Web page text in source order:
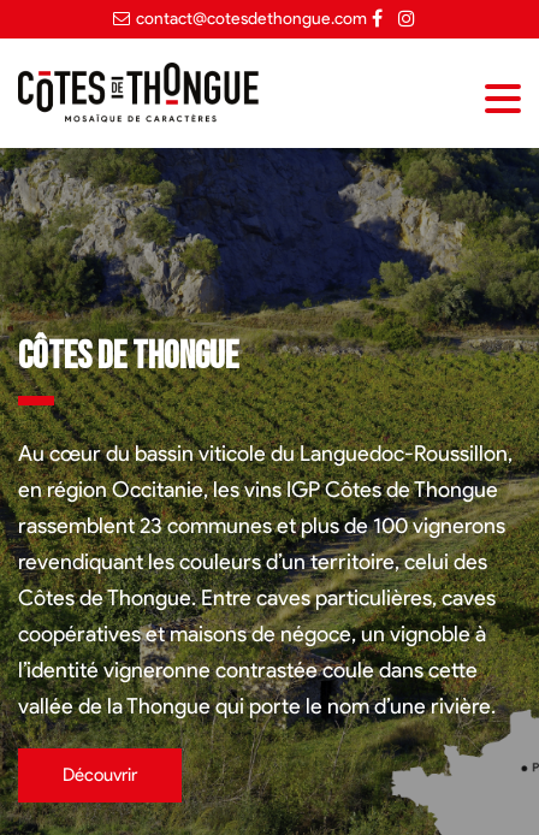
contact@cotesdethongue.com
Côtes de Thongue
Au cœur du bassin viticole du Languedoc-Roussillon,
en région Occitanie, les vins IGP Côtes de Thongue
rassemblent 23 communes et plus de 100 vignerons
revendiquant les couleurs d’un territoire, celui des
Côtes de Thongue. Entre caves particulières, caves
coopératives et maisons de négoce, un vignoble à
l’identité vigneronne contrastée coule dans cette
vallée de la Thongue qui porte le nom d’une rivière.
Découvrir